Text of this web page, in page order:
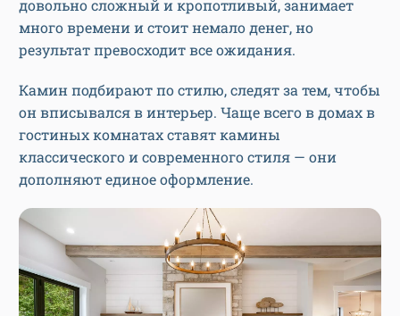
довольно сложный и кропотливый, занимает
много времени и стоит немало денег, но
результат превосходит все ожидания.
Камин подбирают по стилю, следят за тем, чтобы
он вписывался в интерьер. Чаще всего в домах в
гостиных комнатах ставят камины
классического и современного стиля — они
дополняют единое оформление.